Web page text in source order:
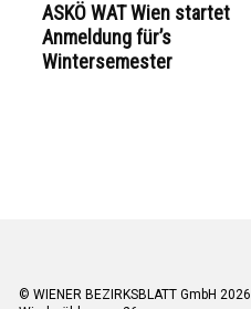
ASKÖ WAT Wien startet
Anmeldung für’s
Wintersemester
© WIENER BEZIRKSBLATT GmbH 2026